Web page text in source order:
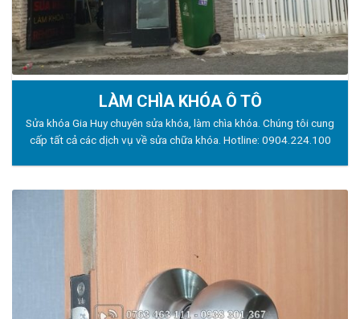
LÀM CHÌA KHÓA Ô TÔ
Sửa khóa Gia Huy chuyên sửa khóa, làm chìa khóa. Chúng tôi cung
cấp tất cả các dịch vụ về sửa chữa khóa. Hotline: 0904.224.100